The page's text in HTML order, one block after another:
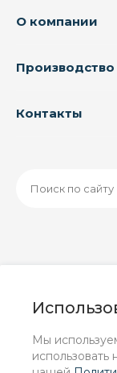
Мы
использовать
О компании
Производство
Контакты